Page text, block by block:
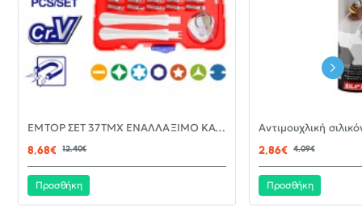
-30%EMTOP ΣΕΤ 37ΤΜΧ ΕΝΑΛΛΑΞΙΜΟ ΚΑΤΣΑΒΙΔΙ ΜΕ ΜΥΤΕΣ EBST03702
8,68€
12,40€
Προσθήκη
2,86€ 4,09€
Προσθήκη